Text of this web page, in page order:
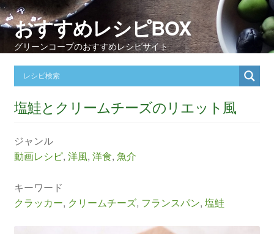
おすすめレシピBOX
グリーンコープのおすすめレシピサイト
塩鮭とクリームチーズのリエット風
ジャンル
動画レシピ, 洋風, 洋食, 魚介
キーワード
クラッカー, クリームチーズ, フランスパン, 塩鮭